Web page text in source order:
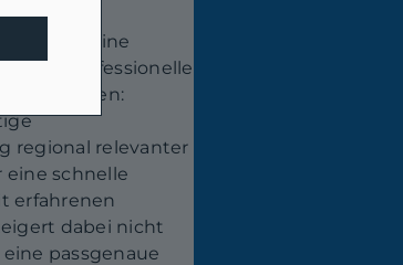
Wer eine
eine professionelle
setzen:
regional relevanter
eine schnelle
erfahrenen
dabei nicht
passgenaue